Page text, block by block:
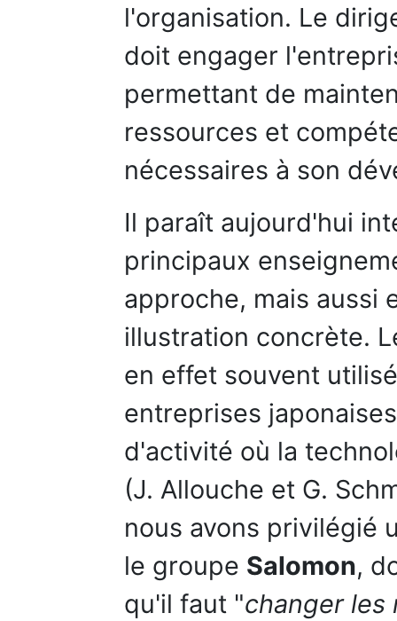
l'organisation. Le
doit engager
permettant de
ressources et
nécessaires à son
Il paraît aujourd'hui
principaux
approche, mais aussi
illustration concrète.
en effet souvent
entreprises
d'activité où la
(J. Allouche et G.
nous avons privilégié
le groupe Salomon,
qu'il faut "changer les